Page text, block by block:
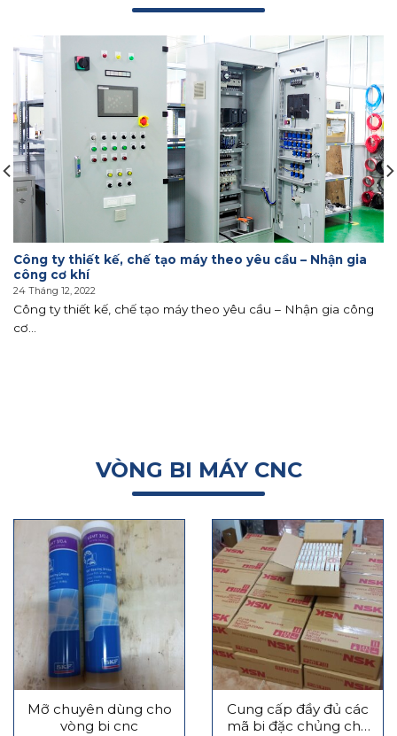
Công ty thiết kế, chế tạo máy theo yêu cầu – Nhận gia
công cơ khí
24 Tháng 12, 2022
Công ty thiết kế, chế tạo máy theo yêu cầu – Nhận gia công
cơ...
VÒNG BI MÁY CNC
Mỡ chuyên dùng cho
vòng bi cnc
Cung cấp đầy đủ các
mã bi đặc chủng cho